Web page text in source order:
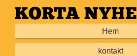
Hoppa
till
Hem
kontakt